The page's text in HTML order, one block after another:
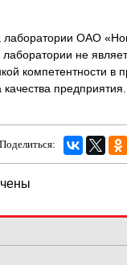
лаборатории ОАО
лаборатории не
компетентности в
предприятия.
Поделиться: